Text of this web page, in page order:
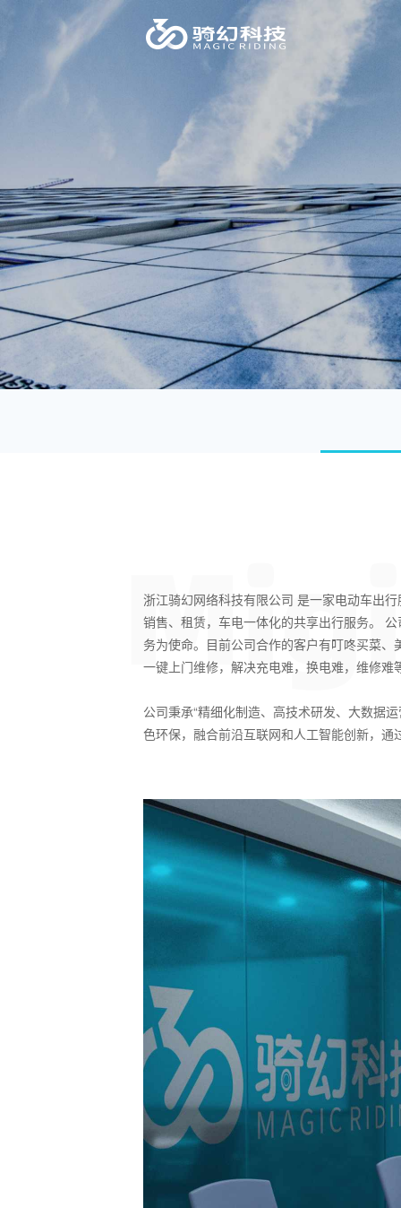
浙江骑幻网络科技有限公司 是一家电动车出
销售、租赁，车电一体化的共享出行服务。
务为使命。目前公司合作的客户有叮咚买菜
一键上门维修，解决充电难，换电难，维修难
公司秉承“精细化制造、高技术研发、大数据
色环保，融合前沿互联网和人工智能创新，